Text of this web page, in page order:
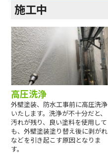
施工中
高圧洗浄
外壁塗装、防水工事前に高圧洗浄
いたします。洗浄が不十分だと、
汚れが残り、良い塗料を使用して
も、外壁塗装塗り替え後に剥がれ
などを引き起こす原因となりま
す。